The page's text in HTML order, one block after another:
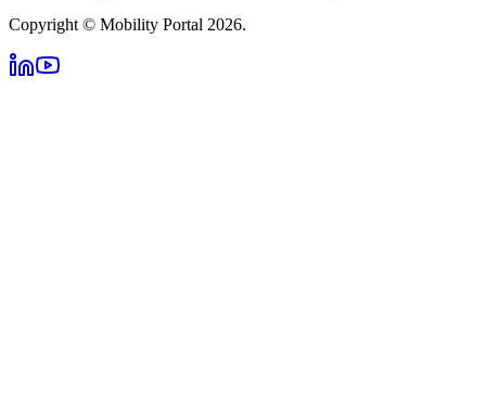
Copyright © Mobility Portal 2026.